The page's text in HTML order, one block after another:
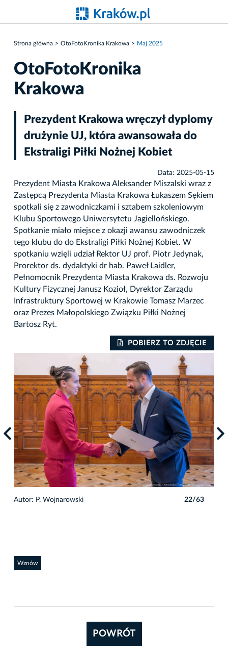
Strona główna OtoFotoKronika Krakowa Maj 2025
OtoFotoKronika
Krakowa
Prezydent Krakowa wręczył dyplomy
drużynie UJ, która awansowała do
Ekstraligi Piłki Nożnej Kobiet
Data: 2025-05-15
Prezydent Miasta Krakowa Aleksander Miszalski wraz z
Zastępcą Prezydenta Miasta Krakowa Łukaszem Sękiem
spotkali się z zawodniczkami i sztabem szkoleniowym
Klubu Sportowego Uniwersytetu Jagiellońskiego.
Spotkanie miało miejsce z okazji awansu zawodniczek
tego klubu do do Ekstraligi Piłki Nożnej Kobiet. W
spotkaniu wzięli udział Rektor UJ prof. Piotr Jedynak,
Prorektor ds. dydaktyki dr hab. Paweł Laidler,
Pełnomocnik Prezydenta Miasta Krakowa ds. Rozwoju
Kultury Fizycznej Janusz Kozioł, Dyrektor Zarządu
Infrastruktury Sportowej w Krakowie Tomasz Marzec
oraz Prezes Małopolskiego Związku Piłki Nożnej
Bartosz Ryt.
POBIERZ TO ZDJĘCIE
Autor: P. Wojnarowski 22/63
Wznów
POWRÓT